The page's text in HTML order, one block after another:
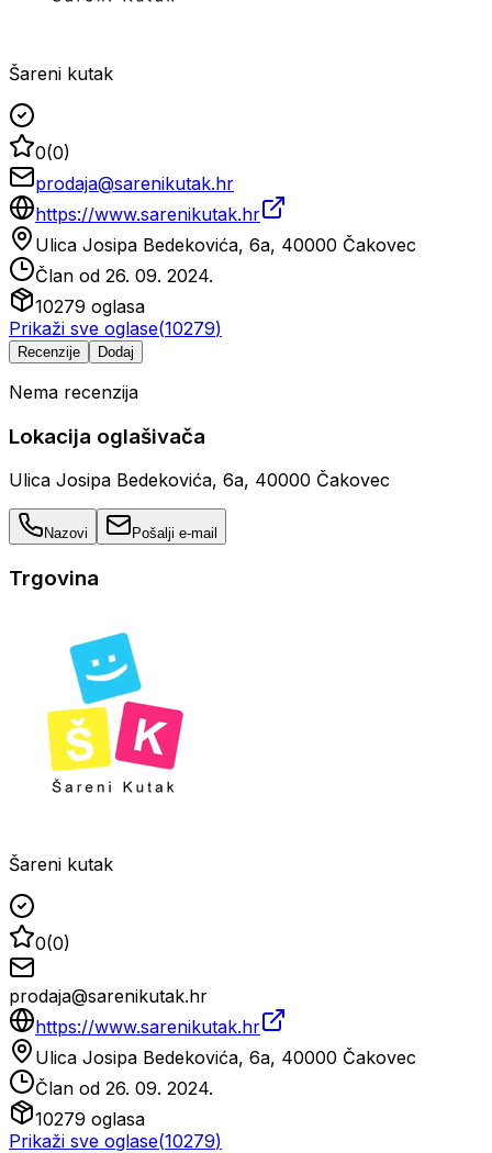
Šareni kutak
0(0)
prodaja@sarenikutak.hr
https://www.sarenikutak.hr
Ulica Josipa Bedekovića, 6a, 40000 Čakovec
Član od 26. 09. 2024.
10279 oglasa
Prikaži sve oglase(10279)
Recenzije Dodaj
Nema recenzija
Lokacija oglašivača
Ulica Josipa Bedekovića, 6a, 40000 Čakovec
Nazovi Pošalji e-mail
Trgovina
Šareni kutak
0(0)
prodaja@sarenikutak.hr
https://www.sarenikutak.hr
Ulica Josipa Bedekovića, 6a, 40000 Čakovec
Član od 26. 09. 2024.
10279 oglasa
Prikaži sve oglase(10279)